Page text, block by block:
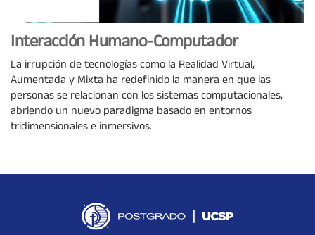
Interacción Humano-Computador
La irrupción de tecnologías como la Realidad Virtual,
Aumentada y Mixta ha redefinido la manera en que las
personas se relacionan con los sistemas computacionales,
abriendo un nuevo paradigma basado en entornos
tridimensionales e inmersivos.